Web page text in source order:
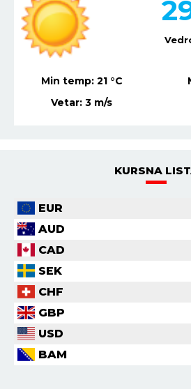
Min temp: 21 °C
Vetar:3 m/s
KURSNA
EUR
AUD
CAD
SEK
CHF
GBP
USD
BAM